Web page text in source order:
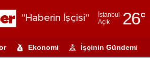
"Haberin İşçisi"
İstanbul
Açık
26°
Adıyaman
Ekonomi İşçinin Gündemi